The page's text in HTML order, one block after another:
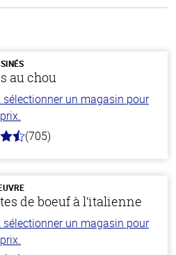
au chou
sélectionner un magasin pour
(705)
de boeuf à l’italienne
sélectionner un magasin pour